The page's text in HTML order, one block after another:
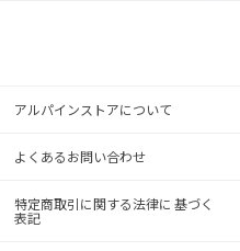
アルパインストアについて
よくあるお問い合わせ
特定商取引に関する法律に 基づく
表記